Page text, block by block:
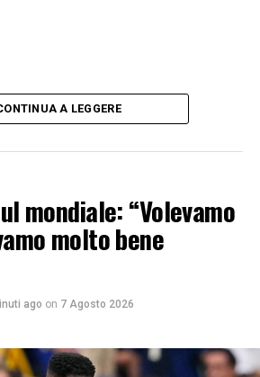
A LEGGERE
mondiale: “Volevamo
molto bene
ago on 7 Agosto 2026